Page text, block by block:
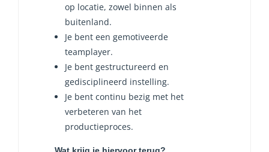
op locatie, zowel binnen als
buitenland.
Je bent een gemotiveerde
teamplayer.
Je bent gestructureerd en
gedisciplineerd instelling.
Je bent continu bezig met het
verbeteren van het
productieproces.